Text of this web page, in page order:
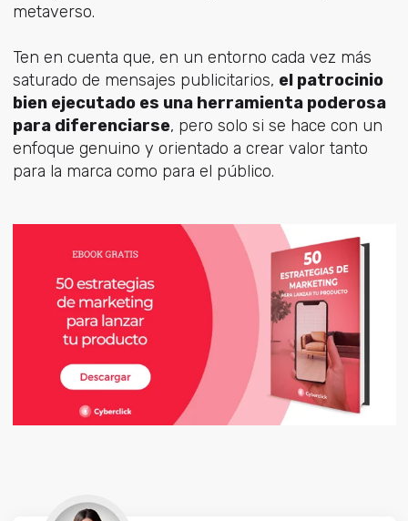
metaverso.
Ten en cuenta que, en un entorno cada vez más
saturado de mensajes publicitarios, el patrocinio
bien ejecutado es una herramienta poderosa
para diferenciarse, pero solo si se hace con un
enfoque genuino y orientado a crear valor tanto
para la marca como para el público.